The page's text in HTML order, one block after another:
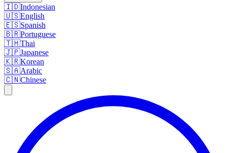
🇮🇩Indonesian
🇺🇸English
🇪🇸Spanish
🇧🇷Portuguese
🇹🇭Thai
🇯🇵Japanese
🇰🇷Korean
🇸🇦Arabic
🇨🇳Chinese